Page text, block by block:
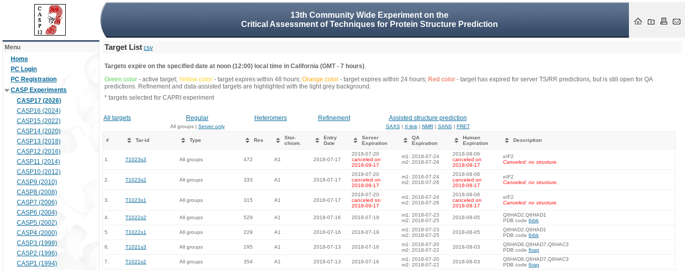
13th Community Wide Experiment on the
Critical Assessment of Techniques for Protein Structure Prediction
Menu
Home
PC Login
PC Registration
CASP Experiments
CASP17 (2026)
CASP16 (2024)
CASP15 (2022)
CASP14 (2020)
CASP13 (2018)
CASP12 (2016)
CASP11 (2014)
CASP10 (2012)
CASP9 (2010)
CASP8 (2008)
CASP7 (2006)
CASP6 (2004)
CASP5 (2002)
CASP4 (2000)
CASP3 (1998)
CASP2 (1996)
CASP1 (1994)
Target List csv
Targets expire on the specified date at noon (12:00) local time in California (GMT - 7 hours).
Green color - active target; Yellow color - target expires within 48 hours; Orange color - target expires within 24 hours; Red color - target has expired for server TS/RR predictions, but is still open for QA
predictions. Refinement and data-assisted targets are highlighted with the light grey background.
* targets selected for CAPRI experiment
All targets Regular Heteromers Refinement Assisted structure prediction
All groups | Server only SAXS| X-link| NMR| SANS| FRET
# Tar-id Type Res
Stoi-
chiom.
Entry
Date
Server
Expiration
QA
Expiration
Human
Expiration
Description
1. T1023s3 All groups 472 A1 2018-07-17
2018-07-20
canceled on
2018-09-17
m1: 2018-07-24
m2: 2018-07-26
2018-08-06
canceled on
2018-09-17
eIF2
Canceled: no structure.
2. T1023s2 All groups 333 A1 2018-07-17
2018-07-20
canceled on
2018-09-17
m1: 2018-07-24
m2: 2018-07-26
2018-08-06
canceled on
2018-09-17
eIF2
Canceled: no structure.
3. T1023s1 All groups 315 A1 2018-07-17
2018-07-20
canceled on
2018-09-17
m1: 2018-07-24
m2: 2018-07-26
2018-08-06
canceled on
2018-09-17
eIF2
Canceled: no structure.
4. T1022s2 All groups 529 A1 2018-07-16 2018-07-19
m1: 2018-07-23
m2: 2018-07-25
2018-08-05
Q6HAD2,Q6HAD1
PDB code 6rbk
5. T1022s1 All groups 229 A1 2018-07-16 2018-07-19
m1: 2018-07-23
m2: 2018-07-25
2018-08-05
Q6HAD2,Q6HAD1
PDB code 6rbk
6. T1021s3 All groups 295 A1 2018-07-13 2018-07-16
m1: 2018-07-20
m2: 2018-07-22
2018-08-03
Q6HAD8,Q6HAD7,Q6HAC3
PDB code 6rap
7. T1021s2 All groups 354 A1 2018-07-13 2018-07-16
m1: 2018-07-20
m2: 2018-07-22
2018-08-03
Q6HAD8,Q6HAD7,Q6HAC3
PDB code 6rap